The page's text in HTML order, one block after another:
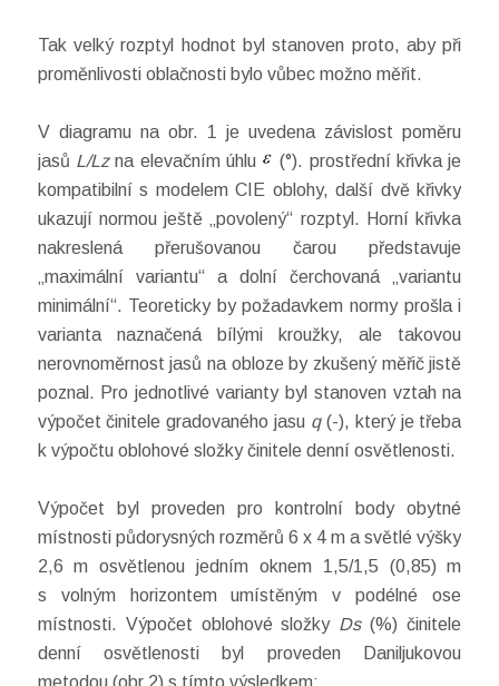
Tak velký rozptyl hodnot byl stanoven proto, aby při
proměnlivosti oblačnosti bylo vůbec možno měřit.
V diagramu na obr. 1 je uvedena závislost poměru
jasů L/Lzna elevačním úhlu
(°). prostřední křivka je
kompatibilní s modelem CIE oblohy, další dvě křivky
ukazují normou ještě „povolený“ rozptyl. Horní křivka
nakreslená přerušovanou čarou představuje
„maximální variantu“ a dolní čerchovaná „variantu
minimální“. Teoreticky by požadavkem normy prošla i
varianta naznačená bílými kroužky, ale takovou
nerovnoměrnost jasů na obloze by zkušený měřič jistě
poznal. Pro jednotlivé varianty byl stanoven vztah na
výpočet činitele gradovaného jasu q(-), který je třeba
k výpočtu oblohové složky činitele denní osvětlenosti.
Výpočet byl proveden pro kontrolní body obytné
místnosti půdorysných rozměrů 6 x 4 m a světlé výšky
2,6 m osvětlenou jedním oknem 1,5/1,5 (0,85) m
s volným horizontem umístěným v podélné ose
místnosti. Výpočet oblohové složky Ds(%) činitele
denní osvětlenosti byl proveden Daniljukovou
metodou (obr.2) s tímto výsledkem: